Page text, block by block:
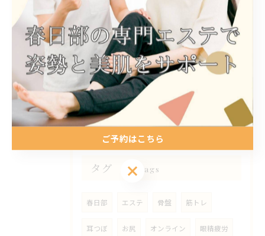
2026/04/21
整体で新潟県上越市頸城区百間町の姿勢改善を目指す女性のための美と健康ケア術
タグ Tags
春日部 エステ 骨盤 筋トレ
耳つぼ お尻 オンライン 眼精疲労
ご予約はこちら
ご予約はこちら